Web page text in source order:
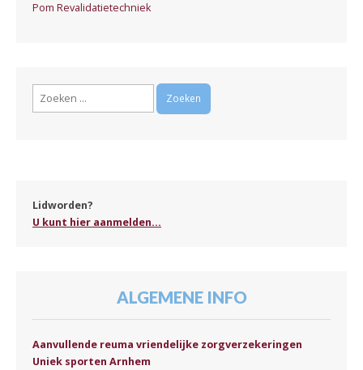
Pom Revalidatietechniek
Zoeken
Lidworden?
U kunt hier aanmelden...
ALGEMENE INFO
Aanvullende reuma vriendelijke zorgverzekeringen
Uniek sporten Arnhem